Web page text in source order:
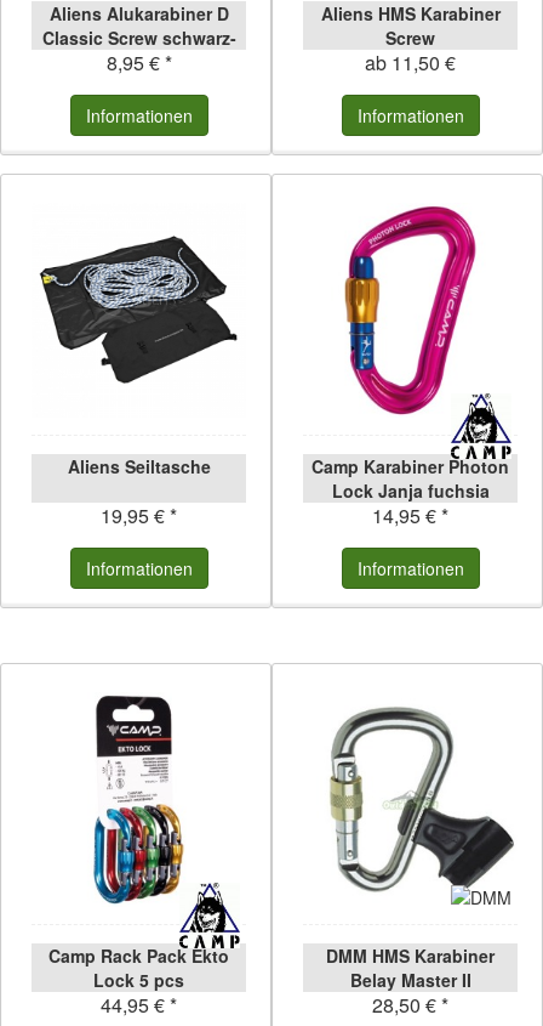
Aliens Alukarabiner D
Classic Screw schwarz-
poliert schwarz-poliert
8,95 € *
Informationen
Aliens HMS Karabiner
Screw
ab 11,50 €
Informationen
Aliens Seiltasche
19,95 € *
Informationen
Camp Karabiner Photon
Lock Janja fuchsia
fuchsia
14,95 € *
Informationen
Camp Rack Pack Ekto
Lock 5 pcs
44,95 € *
DMM HMS Karabiner
Belay Master II
28,50 € *